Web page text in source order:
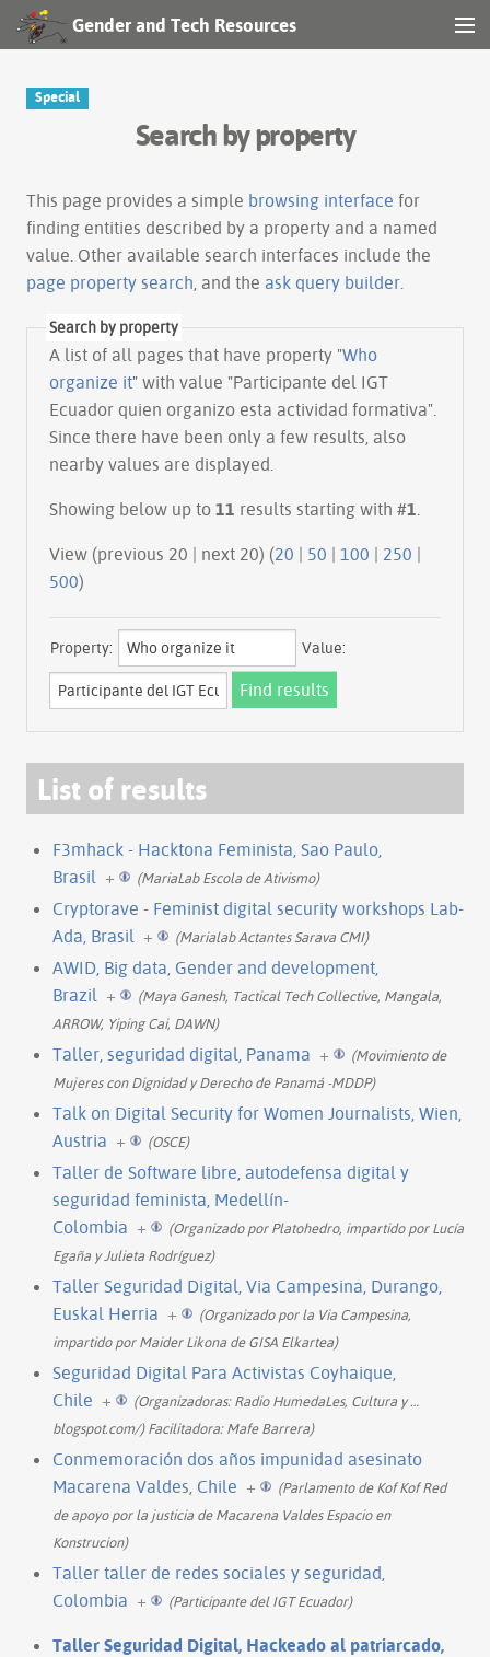
Gender and Tech Resources
Special
Search by property
This page provides a simple browsing interface for
finding entities described by a property and a named
value. Other available search interfaces include the
page property search , and the ask query builder
Search by property
A list of all pages that have property "Who
organize it" with value "Participante del IGT
Ecuador quien organizo esta actividad formativa".
Since there have been only a few results, also
nearby values are displayed.
Showing below up to 11 results starting with #1
View (previous 20 | next 20) (20 | 50 | 100 | 250 |
500)
Property: Value:
List of results
F3mhack - Hacktona Feminista, Sao Paulo,
Brasil + (MariaLab Escola de Ativismo)
Cryptorave - Feminist digital security workshops Lab-
Ada, Brasil + (Marialab Actantes Sarava CMI)
AWID, Big data, Gender and development,
Brazil +
(Maya Ganesh, Tactical Tech Collective, Mangala,
ARROW, Yiping Cai, DAWN)
Taller, seguridad digital, Panama +
(Movimiento de
Mujeres con Dignidad y Derecho de Panamá -MDDP)
Talk on Digital Security for Women Journalists, Wien,
Austria + (OSCE)
Taller de Software libre, autodefensa digital y
seguridad feminista, Medellín-
Colombia +
(Organizado por Platohedro, impartido por Lucía
Egaña y Julieta Rodríguez)
Taller Seguridad Digital, Via Campesina, Durango,
Euskal Herria +
(Organizado por la Via Campesina,
impartido por Maider Likona de GISA Elkartea)
Seguridad Digital Para Activistas Coyhaique,
Chile + (Organizadoras: Radio HumedaLes, Cultura y…
blogspot.com/) Facilitadora: Mafe Barrera)
Conmemoración dos años impunidad asesinato
Macarena Valdes, Chile +
(Parlamento de Kof Kof Red
de apoyo por la justicia de Macarena Valdes Espacio en
Konstrucion)
Taller taller de redes sociales y seguridad,
Colombia + (Participante del IGT Ecuador)
Taller Seguridad Digital, Hackeado al patriarcado,